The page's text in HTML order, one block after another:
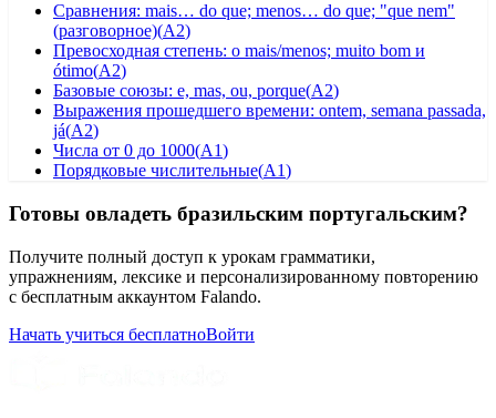
Сравнения: mais… do que; menos… do que; "que nem"
(разговорное)(A2)
Превосходная степень: o mais/menos; muito bom и
ótimo(A2)
Базовые союзы: e, mas, ou, porque(A2)
Выражения прошедшего времени: ontem, semana passada,
já(A2)
Числа от 0 до 1000(A1)
Порядковые числительные(A1)
Готовы овладеть бразильским португальским?
Получите полный доступ к урокам грамматики,
упражнениям, лексике и персонализированному повторению
с бесплатным аккаунтом Falando.
Начать учиться бесплатноВойти